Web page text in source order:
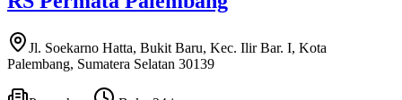
Jl. Soekarno Hatta, Bukit Baru, Kec. Ilir Bar. I, Kota
Palembang, Sumatera Selatan 30139